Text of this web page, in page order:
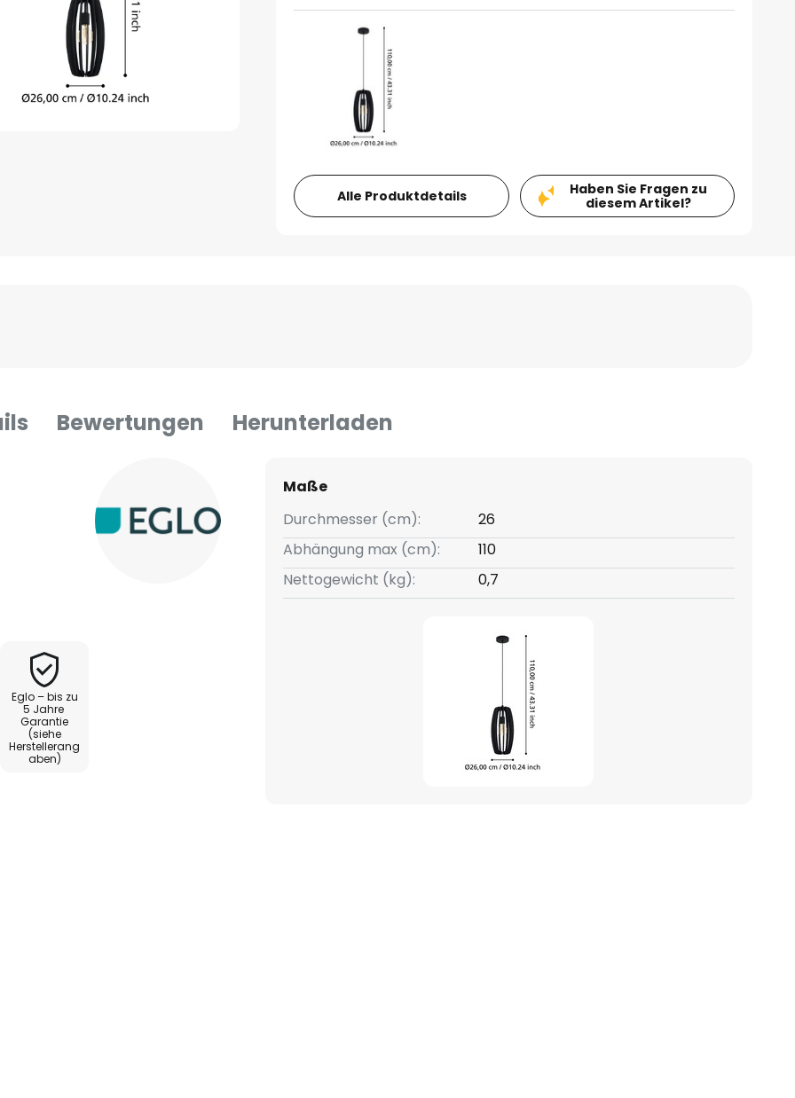
Alle Produktdetails
Haben Sie Fragen zu
diesem Artikel?
Bewertungen Herunterladen
Eglo – bis zu
5 Jahre
Garantie
(siehe
Herstellerang
aben)
Maße
Durchmesser (cm):
26
Abhängung max (cm):
110
Nettogewicht (kg):
0,7